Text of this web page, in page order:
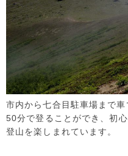
市内から七合目駐車場まで
50分で登ることができ、初
登山を楽しまれています。